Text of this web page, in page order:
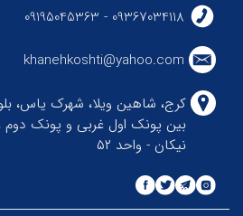
09367034118 - 09195045363
khanehkoshti@yahoo.com
کرج، شاهین ویلا، شهرک یاس،
بین پونک اول غربی و پونک
نیکان - واحد ۵۲